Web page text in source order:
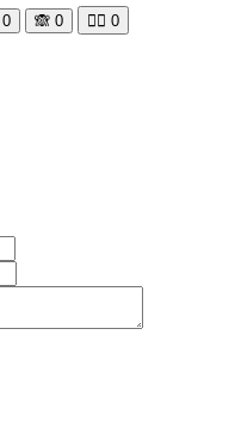
0 🙈 0 🧘‍♀️ 0